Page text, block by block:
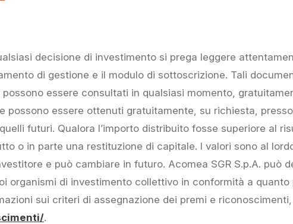
decisione di investimento si prega leggere
di gestione e il modulo di sottoscrizione. Tali
essere consultati in qualsiasi momento,
possono essere ottenuti gratuitamente, su richiesta,
futuri. Qualora l’importo distribuito fosse superiore al
o in parte una restituzione di capitale. I valori sono al
e può cambiare in futuro. Acomea SGR S.p.A. può
organismi di investimento collettivo in conformità a quanto
sui criteri di assegnazione dei premi e
.